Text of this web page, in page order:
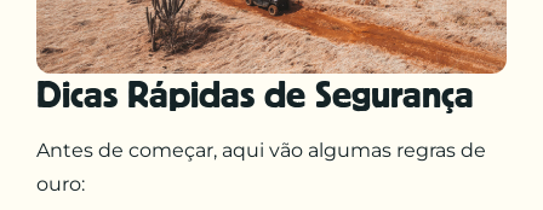
Dicas Rápidas de Segurança
Antes de começar, aqui vão algumas regras de
ouro: